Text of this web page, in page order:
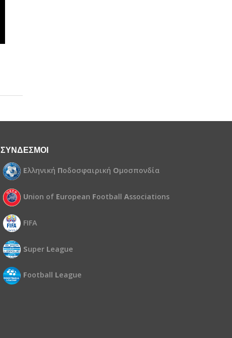
ΣΥΝΔΕΣΜΟΙ
Ελληνική Ποδοσφαιρική Ομοσπονδία
Union of European Football Associations
FIFA
Super League
Football League